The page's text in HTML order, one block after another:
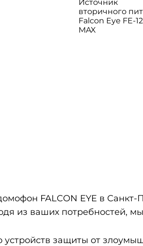
Источник
вторичного
Falcon Eye FE-
MAX
FALCON EYE в
из ваших
устройств защиты от